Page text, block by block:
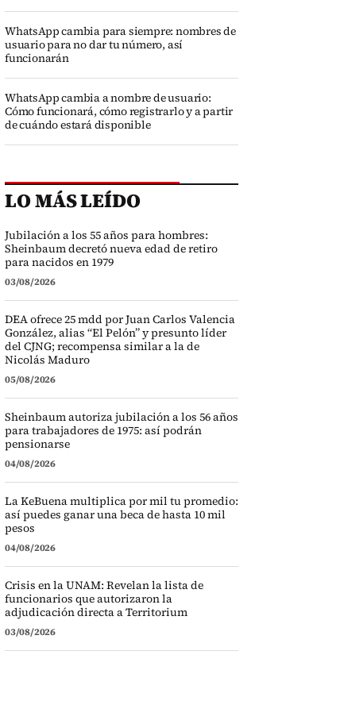
WhatsApp cambia para siempre: nombres de
usuario para no dar tu número, así
funcionarán
WhatsApp cambia a nombre de usuario:
Cómo funcionará, cómo registrarlo y a partir
de cuándo estará disponible
LO MÁS LEÍDO
Jubilación a los 55 años para hombres:
Sheinbaum decretó nueva edad de retiro
para nacidos en 1979
03/08/2026
DEA ofrece 25 mdd por Juan Carlos Valencia
González, alias “El Pelón” y presunto líder
del CJNG; recompensa similar a la de
Nicolás Maduro
05/08/2026
Sheinbaum autoriza jubilación a los 56 años
para trabajadores de 1975: así podrán
pensionarse
04/08/2026
La KeBuena multiplica por mil tu promedio:
así puedes ganar una beca de hasta 10 mil
pesos
04/08/2026
Crisis en la UNAM: Revelan la lista de
funcionarios que autorizaron la
adjudicación directa a Territorium
03/08/2026